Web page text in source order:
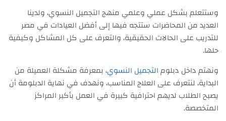
وستتعلم بشكل عملي وعلمي منهج التجميل النسوي، ولدينا
العديد من المحاضرات ستتجه فيها إلى أفضل العيادات في مصر
للتدريب على الحالات الحقيقية، والتعرف على كل المشاكل وكيفية
حلها.
ونهتم داخل دبلومالتجميل النسوي،بمعرفة مشكلة العميلة من
البداية، لنتعرف على العلاج المناسب، ونهدف في نهاية الدبلومة أن
يصبح الطلاب لديهم احترافية كبيرة في العمل بأكبر المراكز
المتخصصة.